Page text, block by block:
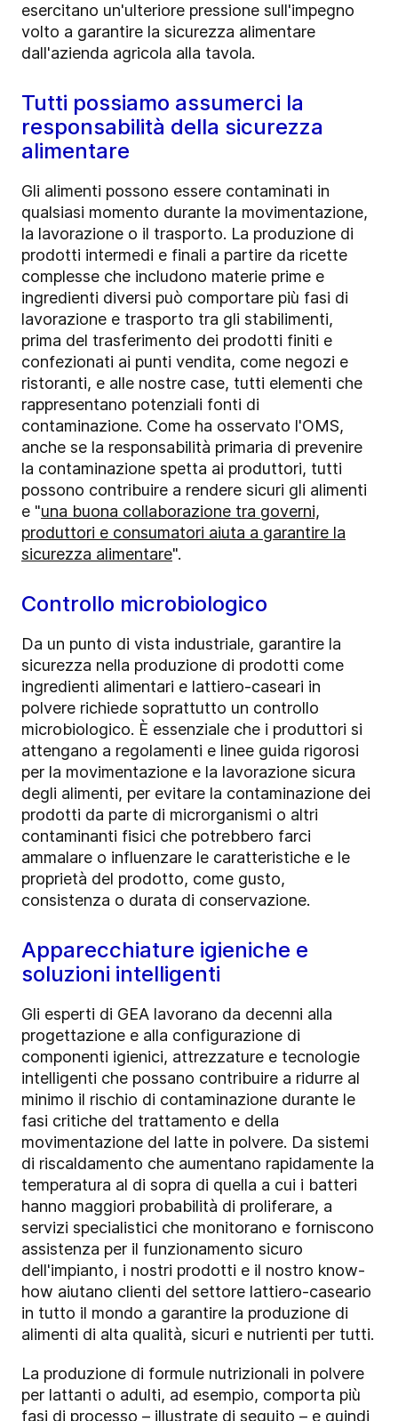
esercitano un'ulteriore pressione sull'impegno
volto a garantire la sicurezza alimentare
dall'azienda agricola alla tavola.
Tutti possiamo assumerci la
responsabilità della sicurezza
alimentare
Gli alimenti possono essere contaminati in
qualsiasi momento durante la movimentazione,
la lavorazione o il trasporto. La produzione di
prodotti intermedi e finali a partire da ricette
complesse che includono materie prime e
ingredienti diversi può comportare più fasi di
lavorazione e trasporto tra gli stabilimenti,
prima del trasferimento dei prodotti finiti e
confezionati ai punti vendita, come negozi e
ristoranti, e alle nostre case, tutti elementi che
rappresentano potenziali fonti di
contaminazione. Come ha osservato l'OMS,
anche se la responsabilità primaria di prevenire
la contaminazione spetta ai produttori, tutti
possono contribuire a rendere sicuri gli alimenti
e "una buona collaborazione tra governi,
produttori e consumatori aiuta a garantire la
sicurezza alimentare".
Controllo microbiologico
Da un punto di vista industriale, garantire la
sicurezza nella produzione di prodotti come
ingredienti alimentari e lattiero-caseari in
polvere richiede soprattutto un controllo
microbiologico. È essenziale che i produttori si
attengano a regolamenti e linee guida rigorosi
per la movimentazione e la lavorazione sicura
degli alimenti, per evitare la contaminazione dei
prodotti da parte di microrganismi o altri
contaminanti fisici che potrebbero farci
ammalare o influenzare le caratteristiche e le
proprietà del prodotto, come gusto,
consistenza o durata di conservazione.
Apparecchiature igieniche e
soluzioni intelligenti
Gli esperti di GEA lavorano da decenni alla
progettazione e alla configurazione di
componenti igienici, attrezzature e tecnologie
intelligenti che possano contribuire a ridurre al
minimo il rischio di contaminazione durante le
fasi critiche del trattamento e della
movimentazione del latte in polvere. Da sistemi
di riscaldamento che aumentano rapidamente la
temperatura al di sopra di quella a cui i batteri
hanno maggiori probabilità di proliferare, a
servizi specialistici che monitorano e forniscono
assistenza per il funzionamento sicuro
dell'impianto, i nostri prodotti e il nostro know-
how aiutano clienti del settore lattiero-caseario
in tutto il mondo a garantire la produzione di
alimenti di alta qualità, sicuri e nutrienti per tutti.
La produzione di formule nutrizionali in polvere
per lattanti o adulti, ad esempio, comporta più
fasi di processo – illustrate di seguito – e quindi